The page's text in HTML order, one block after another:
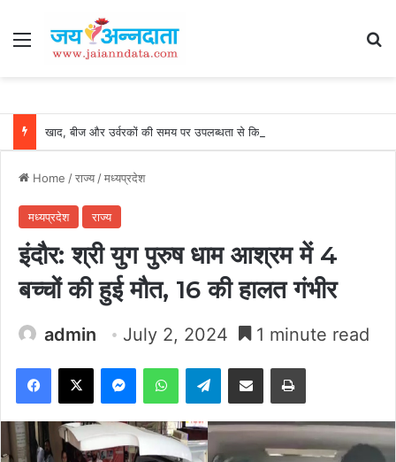
Menu
Home /राज्य/मध्यप्रदेश
मध्यप्रदेश राज्य
इंदौर: श्री युग पुरुष धाम आश्रम में 4
बच्चों की हुई मौत, 16 की हालत गंभीर
admin July 2, 2024 1 minute read
Facebook
X MessengerWhatsAppTelegramShare via Email Print